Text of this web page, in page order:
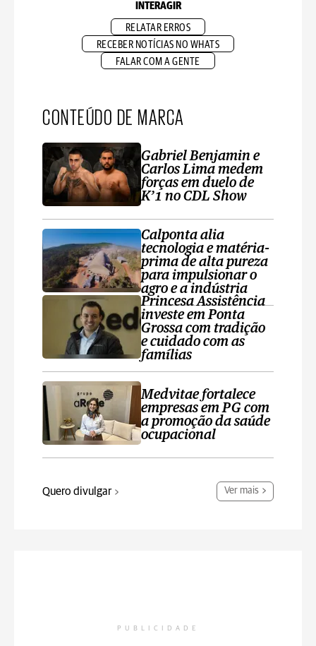
INTERAGIR
RELATAR ERROS
RECEBER NOTÍCIAS NO WHATS
FALAR COM A GENTE
CONTEÚDO DE MARCA
Gabriel Benjamin e
Carlos Lima medem
forças em duelo de
K’1 no CDL Show
Calponta alia
tecnologia e matéria-
prima de alta pureza
para impulsionar o
agro e a indústria
Princesa Assistência
investe em Ponta
Grossa com tradição
e cuidado com as
famílias
Medvitae fortalece
empresas em PG com
a promoção da saúde
ocupacional
Quero divulgar Ver mais
PUBLICIDADE